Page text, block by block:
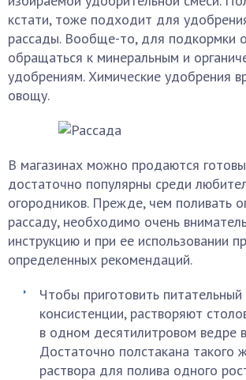
кстати, тоже подходит для
рассады. Вообще-то, для подкормки
обращаться к минеральным и
удобрениям. Химические удобрения
овощу.
В магазинах можно продаются
достаточно популярны среди
огородников. Прежде, чем поливать
рассаду, необходимо очень
инструкцию и при ее использовании
определенных рекомендаций.
Чтобы приготовить
консистенции, растворяют
в одном десятилитровом ведре
Достаточно полстакана такого
раствора для полива одного